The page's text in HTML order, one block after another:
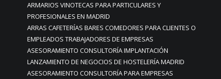
ARMARIOS VINOTECAS PARA PARTICULARES Y
PROFESIONALES EN MADRID
ARRAS CAFETERÍAS BARES COMEDORES PARA CLIENTES O
EMPLEADOS TRABAJADORES DE EMPRESAS
ASESORAMIENTO CONSULTORÍA IMPLANTACIÓN
LANZAMIENTO DE NEGOCIOS DE HOSTELERÍA MADRID
ASESORAMIENTO CONSULTORÍA PARA EMPRESAS